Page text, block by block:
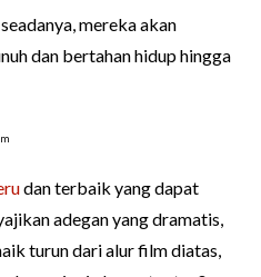
mereka akan
dan bertahan hidup hingga
dan terbaik yang dapat
adegan yang dramatis,
turun dari alur film diatas,